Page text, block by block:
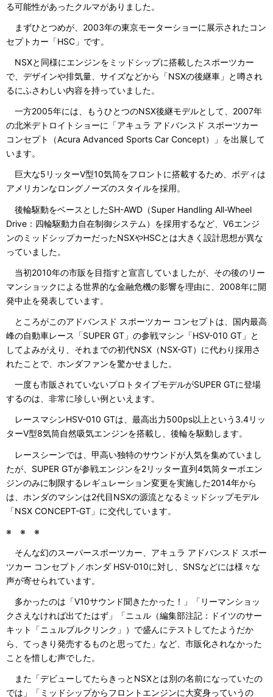
る可能性があったクルマがありました。
まずひとつめが、2003年の東京モーターショーに展示されたコン
セプトカー「HSC」です。
NSXと同様にエンジンをミッドシップに搭載したスポーツカー
で、デザインや排気量、サイズなどから「NSXの後継車」と噂され
るにふさわしい内容を持っていました。
一方2005年には、もうひとつのNSX後継モデルとして、2007年
の北米デトロイトショーに「アキュラ アドバンスド スポーツカー
コンセプト（Acura Advanced Sports Car Concept）」を出展して
います。
巨大な5リッターV型10気筒をフロントに搭載するため、ボディは
アメリカンなロングノーズのスタイルを採用。
後輪駆動をベースとしたSH-AWD（Super Handling All-Wheel
Drive：四輪駆動力自在制御システム）を採用するなど、V6エンジ
ンのミッドシップカーだったNSXやHSCとは大きく設計思想が異な
っていました。
当初2010年の市販を目指すと宣言していましたが、その後のリー
マンショックによる世界的な金融危機の影響を理由に、2008年に開
発中止を発表しています。
ところがこのアドバンスド スポーツカー コンセプトは、国内最高
峰の自動車レース「SUPER GT」の参戦マシン「HSV-010 GT」と
してよみがえり、それまでの初代NSX（NSX-GT）に代わり採用さ
れたことで、ホンダファンを驚かせました。
一度も市販されていないプロトタイプモデルがSUPER GTに登場
するのは、非常に珍しい例といえます。
レースマシンHSV-010 GTは、最高出力500ps以上という3.4リッ
ターV型8気筒自然吸気エンジンを搭載し、後輪を駆動します。
レースシーンでは、甲高い独特のサウンドが人気を集めていまし
たが、SUPER GTが参戦エンジンを2リッター直列4気筒ターボエン
ジンのみに制限するレギュレーション変更を実施した2014年から
は、ホンダのマシンは2代目NSXの源流となるミッドシップモデル
「NSX CONCEPT-GT」に交代しています。
※ ※ ※
そんな幻のスーパースポーツカー、アキュラ アドバンスド スポー
ツカー コンセプト／ホンダ HSV-010に対し、SNSなどには様々な
声が寄せられています。
多かったのは「V10サウンド聞きたかった！」「リーマンショッ
クさえなければ出てたはず」「ニュル（編集部注記：ドイツのサー
キット「ニュルブルクリンク」）で盛んにテストしてたようだか
ら、てっきり発売するものと思ってた」など、市販化されなかった
ことを惜しむ声でした。
また「デビューしてたらきっとNSXとは別の名前になっていたの
では」「ミッドシップからフロントエンジンに大変身っていうの